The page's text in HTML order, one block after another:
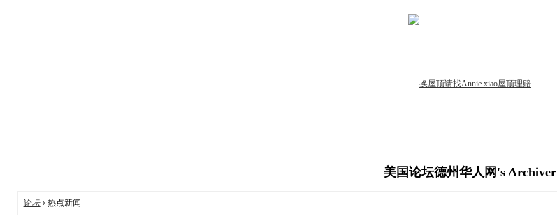
美国论坛德州华人网's Archiver
论坛› 热点新闻